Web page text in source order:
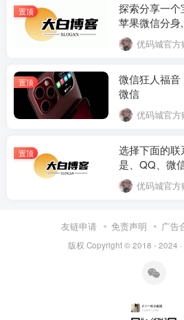
置顶
探索分享一个
苹果微信分身
优码城官方
置顶
微信狂人福
微信
优码城官方
置顶
选择下面的
是、QQ、微
优码城官方
友链申请 免责声明 广告
版权 Copyright © 2018 - 2024 ·